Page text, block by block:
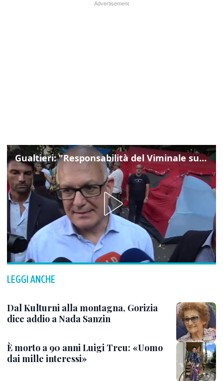
Gualtieri: "Responsabilità del Viminale su Spin Time? La posizione dei partiti è nota"
LEGGI ANCHE
Dal Kulturni alla montagna, Gorizia
dice addio a Nada Sanzin
È morto a 90 anni Luigi Treu: «Uomo
dai mille interessi»